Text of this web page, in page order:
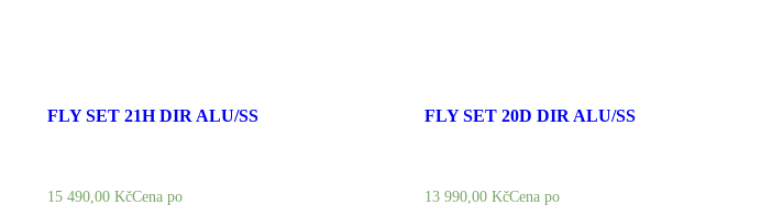
FLY SET 21H DIR ALU/SS
15 490,00 KčCena po
FLY SET 20D DIR ALU/SS
13 990,00 KčCena po